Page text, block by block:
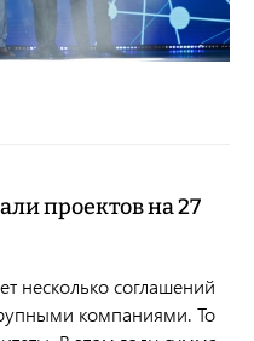
проектов на 27
несколько соглашений
компаниями. То